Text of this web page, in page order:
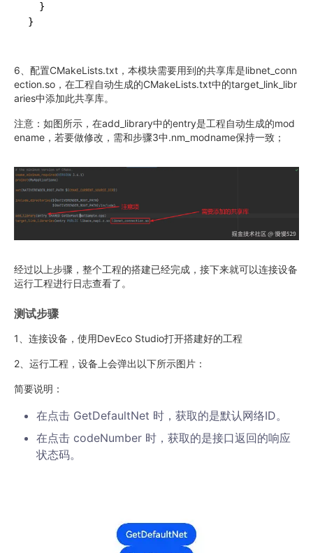
  }
6、配置CMakeLists.txt，本模块需要用到的共享库是libnet_conn
ection.so，在工程自动生成的CMakeLists.txt中的target_link_libr
aries中添加此共享库。
注意：如图所示，在add_library中的entry是工程自动生成的mod
ename，若要做修改，需和步骤3中.nm_modname保持一致；
经过以上步骤，整个工程的搭建已经完成，接下来就可以连接设备
运行工程进行日志查看了。
测试步骤
1、连接设备，使用DevEco Studio打开搭建好的工程
2、运行工程，设备上会弹出以下所示图片：
简要说明：
在点击 GetDefaultNet 时，获取的是默认网络ID。
在点击 codeNumber 时，获取的是接口返回的响应
状态码。